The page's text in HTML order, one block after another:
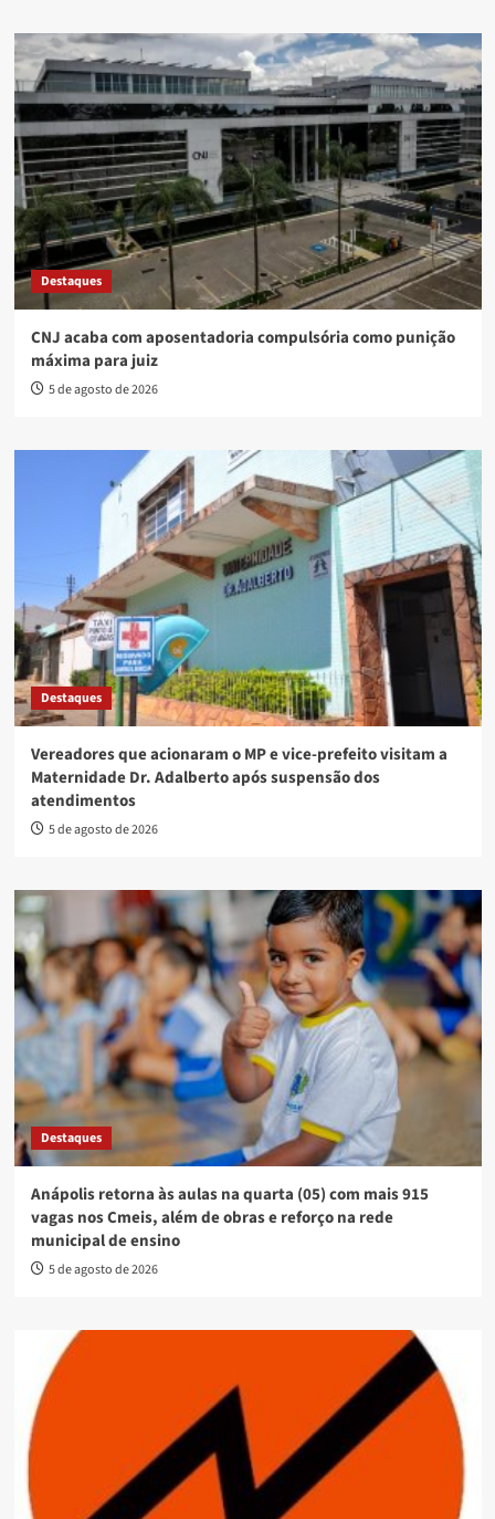
Destaques
CNJ acaba com aposentadoria compulsória como punição
máxima para juiz
5 de agosto de 2026
Destaques
Vereadores que acionaram o MP e vice-prefeito visitam a
Maternidade Dr. Adalberto após suspensão dos
atendimentos
5 de agosto de 2026
Destaques
Anápolis retorna às aulas na quarta (05) com mais 915
vagas nos Cmeis, além de obras e reforço na rede
municipal de ensino
5 de agosto de 2026